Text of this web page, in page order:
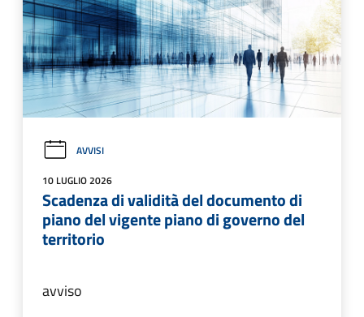
AVVISI
10 LUGLIO 2026
Scadenza di validità del documento di
piano del vigente piano di governo del
territorio
avviso